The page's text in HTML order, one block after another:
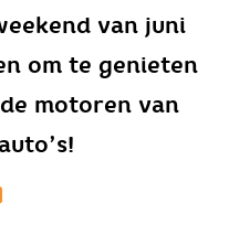
van juni
om te genieten
motoren van